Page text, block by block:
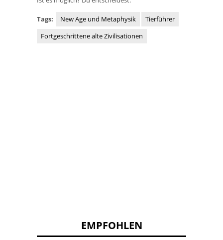
Tags: New Age und Metaphysik
Tierführer
Fortgeschrittene alte Zivilisationen
EMPFOHLEN